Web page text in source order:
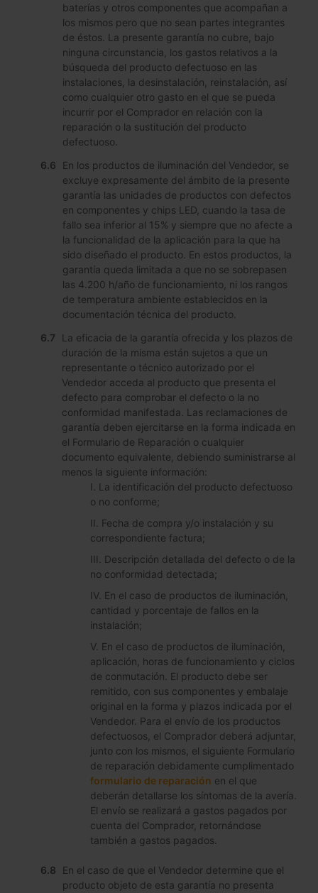
baterías y otros componentes que acompañan a
los mismos pero que no sean partes integrantes
de éstos. La presente garantía no cubre, bajo
ninguna circunstancia, los gastos relativos a la
búsqueda del producto defectuoso en las
instalaciones, la desinstalación, reinstalación, así
como cualquier otro gasto en el que se pueda
incurrir por el Comprador en relación con la
reparación o la sustitución del producto
defectuoso.
En los productos de iluminación del Vendedor, se
excluye expresamente del ámbito de la presente
garantía las unidades de productos con defectos
en componentes y chips LED, cuando la tasa de
fallo sea inferior al 15% y siempre que no afecte a
la funcionalidad de la aplicación para la que ha
sido diseñado el producto. En estos productos, la
garantía queda limitada a que no se sobrepasen
las 4.200 h/año de funcionamiento, ni los rangos
de temperatura ambiente establecidos en la
documentación técnica del producto.
La eficacia de la garantía ofrecida y los plazos de
duración de la misma están sujetos a que un
representante o técnico autorizado por el
Vendedor acceda al producto que presenta el
defecto para comprobar el defecto o la no
conformidad manifestada. Las reclamaciones de
garantía deben ejercitarse en la forma indicada en
el Formulario de Reparación o cualquier
documento equivalente, debiendo suministrarse al
menos la siguiente información:
I. La identificación del producto defectuoso
o no conforme;
II. Fecha de compra y/o instalación y su
correspondiente factura;
III. Descripción detallada del defecto o de la
no conformidad detectada;
IV. En el caso de productos de iluminación,
cantidad y porcentaje de fallos en la
instalación;
V. En el caso de productos de iluminación,
aplicación, horas de funcionamiento y ciclos
de conmutación. El producto debe ser
remitido, con sus componentes y embalaje
original en la forma y plazos indicada por el
Vendedor. Para el envío de los productos
defectuosos, el Comprador deberá adjuntar,
junto con los mismos, el siguiente Formulario
de reparación debidamente cumplimentado
formulario de reparación en el que
deberán detallarse los síntomas de la avería.
El envío se realizará a gastos pagados por
cuenta del Comprador, retornándose
también a gastos pagados.
En el caso de que el Vendedor determine que el
producto objeto de esta garantía no presenta